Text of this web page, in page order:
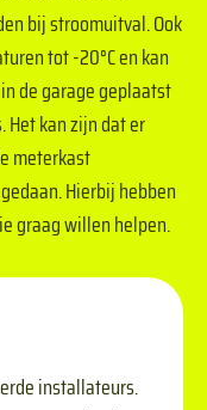
bij stroomuitval. Ook
tot -20°C en kan
de garage geplaatst
Het kan zijn dat er
meterkast
Hierbij hebben
graag willen helpen.
installateurs.